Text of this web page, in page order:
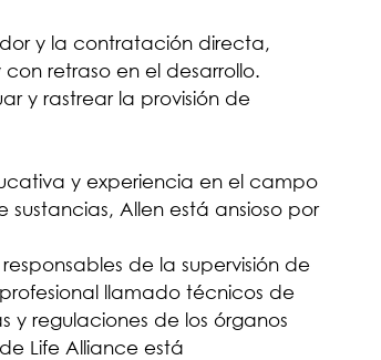
y la contratación directa,
retraso en el desarrollo.
y rastrear la provisión de
y experiencia en el campo
Allen está ansioso por
de la supervisión de
llamado técnicos de
regulaciones de los órganos
Life Alliance está